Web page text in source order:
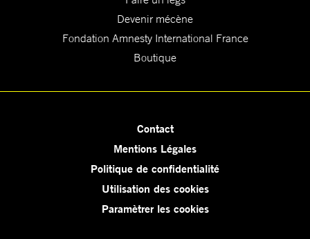
Devenir mécène
Fondation Amnesty International France
Boutique
Contact
Mentions Légales
Politique de confidentialité
Utilisation des cookies
Paramètrer les cookies